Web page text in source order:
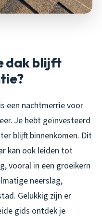
dak blijft
een nachtmerrie voor
Je hebt geïnvesteerd
blijft binnenkomen. Dit
kan ook leiden tot
vooral in een groeikern
neerslag,
Gelukkig zijn er
gids ontdek je